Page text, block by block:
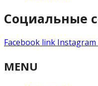
Социальные
Facebook link
MENU